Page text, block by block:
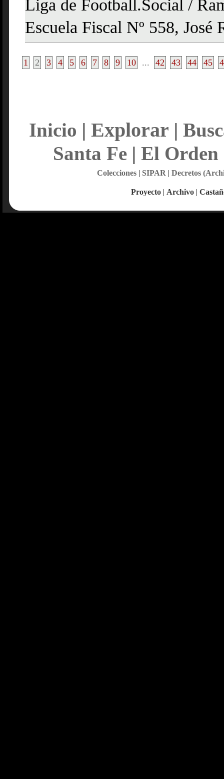
Liga de Football.Social /
Escuela Fiscal Nº 558,
1 2 3 4 5 6 7 8 9 10 ... 42 43 44 45
Inicio | Explorar |
Santa Fe| El Orden
Colecciones| SIPAR | Decretos
Proyecto | Archivo |